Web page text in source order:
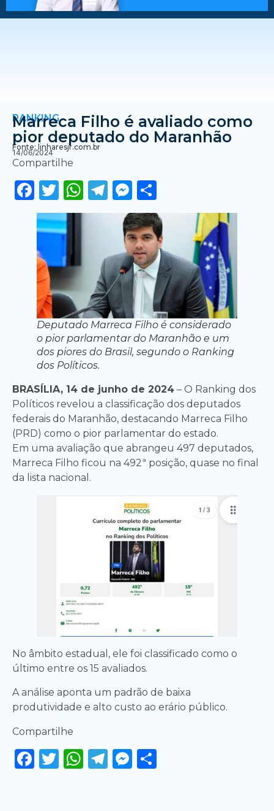
RANKING
Marreca Filho é avaliado como
pior deputado do Maranhão
Fonte: linharesjr.com.br
14/06/2024
Compartilhe
Facebook
Twitter
WhatsApp
Telegram
Messenger
Deputado Marreca Filho é considerado
o pior parlamentar do Maranhão e um
dos piores do Brasil, segundo o Ranking
dos Políticos.
BRASÍLIA, 14 de junho de 2024 – O Ranking dos
Políticos revelou a classificação dos deputados
federais do Maranhão, destacando Marreca Filho
(PRD) como o pior parlamentar do estado.
Em uma avaliação que abrangeu 497 deputados,
Marreca Filho ficou na 492ª posição, quase no final
da lista nacional.
No âmbito estadual, ele foi classificado como o
último entre os 15 avaliados.
A análise aponta um padrão de baixa
produtividade e alto custo ao erário público.
Compartilhe
Facebook
Twitter
WhatsApp
Telegram
Messenger